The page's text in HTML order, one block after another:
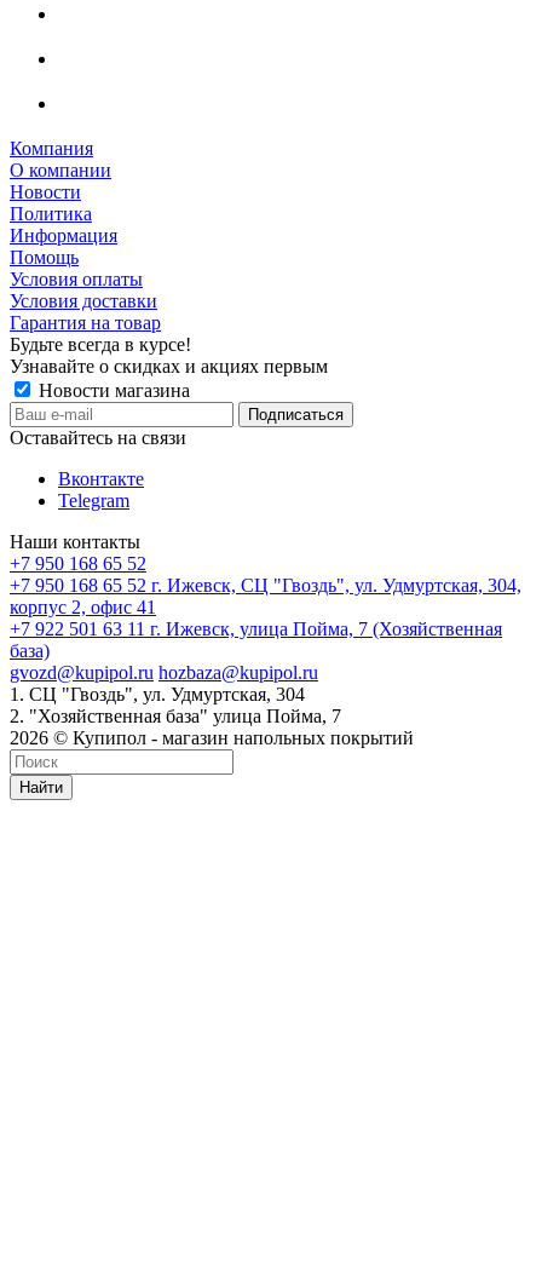
Компания
О компании
Новости
Политика
Информация
Помощь
Условия оплаты
Условия доставки
Гарантия на товар
Будьте всегда в курсе!
Узнавайте о скидках и акциях первым
Новости магазина
Оставайтесь на связи
Вконтакте
Telegram
Наши контакты
+7 950 168 65 52
+7 950 168 65 52 г. Ижевск, СЦ "Гвоздь", ул. Удмуртская, 304,
корпус 2, офис 41
+7 922 501 63 11 г. Ижевск, улица Пойма, 7 (Хозяйственная
база)
gvozd@kupipol.ru hozbaza@kupipol.ru
1. СЦ "Гвоздь", ул. Удмуртская, 304
2. "Хозяйственная база" улица Пойма, 7
2026 © Купипол - магазин напольных покрытий
Найти